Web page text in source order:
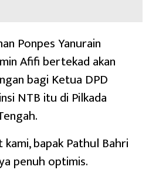
Ponpes Yanurain
Afifi bertekad akan
bagi Ketua DPD
NTB itu di Pilkada
bapak Pathul Bahri
penuh optimis.